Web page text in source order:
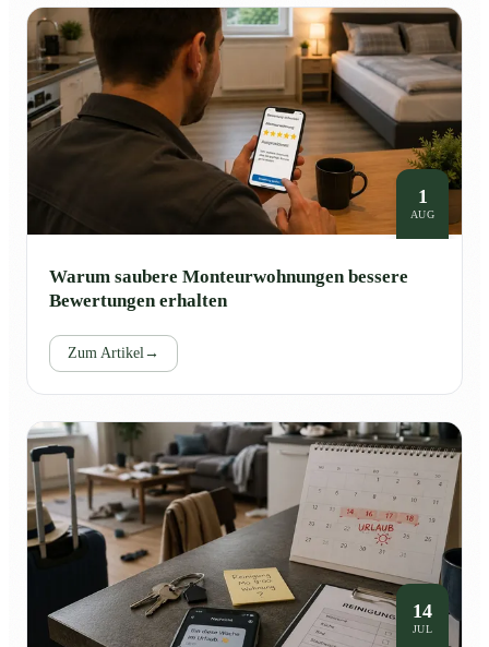
1
AUG
Warum saubere Monteurwohnungen bessere
Bewertungen erhalten
Zum Artikel →
14
JUL